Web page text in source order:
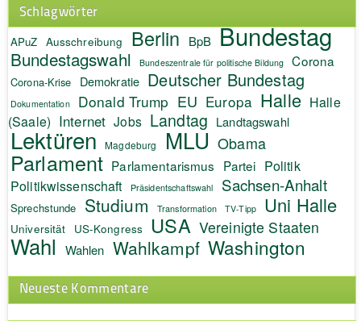
Schlagwörter
APuZ Ausschreibung Berlin BpB Bundestag
Bundestagswahl Bundeszentrale für politische Bildung Corona
Corona-Krise Demokratie Deutscher Bundestag
Dokumentation Donald Trump EU Europa Halle Halle
(Saale) Internet Jobs Landtag Landtagswahl
Lektüren Magdeburg MLU Obama
Parlament Parlamentarismus Partei Politik
Politikwissenschaft Präsidentschaftswahl Sachsen-Anhalt
Sprechstunde Studium Transformation TV-Tipp Uni Halle
Universität US-Kongress USA Vereinigte Staaten
Wahl Wahlen Wahlkampf Washington
Neueste Kommentare